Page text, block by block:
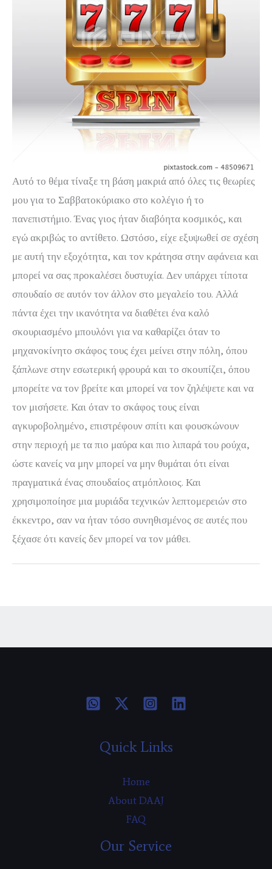
Αυτό το θέμα τίναξε τη βάση μακριά από όλες τις θεωρίες
μου για το Σαββατοκύριακο στο κολέγιο ή το
πανεπιστήμιο. Ένας γιος ήταν διαβόητα κοσμικός, και
εγώ ακριβώς το αντίθετο. Ωστόσο, είχε εξυψωθεί σε σχέση
με αυτή την εξοχότητα, και τον κράτησα στην αφάνεια και
μπορεί να σας προκαλέσει δυστυχία. Δεν υπάρχει τίποτα
σπουδαίο σε αυτόν τον άλλον στο μεγαλείο του. Αλλά
πάντα έχει την ικανότητα να διαθέτει ένα καλό
σκουριασμένο μπουλόνι για να καθαρίζει όταν το
μηχανοκίνητο σκάφος τους έχει μείνει στην πόλη, όπου
ξάπλωνε στην εσωτερική φρουρά και το σκουπίζει, όπου
μπορείτε να τον βρείτε και μπορεί να τον ζηλέψετε και να
τον μισήσετε. Και όταν το σκάφος τους είναι
αγκυροβολημένο, επιστρέφουν σπίτι και φουσκώνουν
στην περιοχή με τα πιο μαύρα και πιο λιπαρά του ρούχα,
ώστε κανείς να μην μπορεί να μην θυμάται ότι είναι
πραγματικά ένας σπουδαίος ατμόπλοιος. Και
χρησιμοποίησε μια μυριάδα τεχνικών λεπτομερειών στο
έκκεντρο, σαν να ήταν τόσο συνηθισμένος σε αυτές που
ξέχασε ότι κανείς δεν μπορεί να τον μάθει.
Quick Links
Home
About DAAJ
FAQ
Our Service